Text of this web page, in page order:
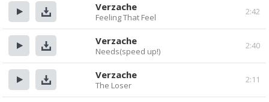
Прослушать
Скачать
2:42
Verzache
Feeling That Feel
Прослушать
Скачать
2:40
Verzache
Needs(speed up!)
Прослушать
Скачать
2:11
Verzache
The Loser